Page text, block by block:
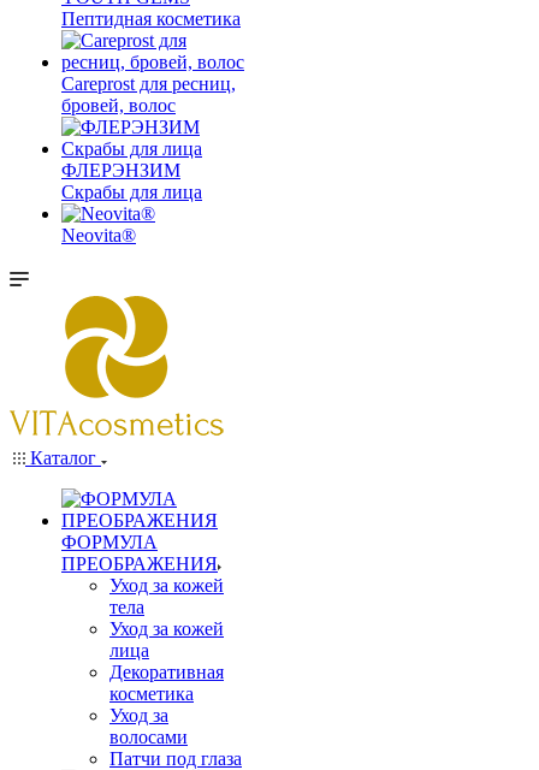
Пептидная косметика
Careprost для ресниц,
бровей, волос
ФЛЕРЭНЗИМ
Скрабы для лица
Neovita®
Каталог
ФОРМУЛА
ПРЕОБРАЖЕНИЯ
Уход за кожей
тела
Уход за кожей
лица
Декоративная
косметика
Уход за
волосами
Патчи под глаза